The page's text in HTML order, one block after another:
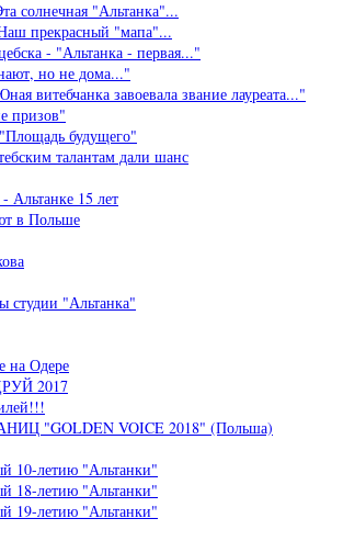
солнечная "Альтанка"...
прекрасный "мапа"...
- "Альтанка - первая..."
но не дома..."
витебчанка завоевала звание лауреата..."
призов"
будущего"
талантам дали шанс
15 лет
в Польше
студии "Альтанка"
на Одере
2017
"GOLDEN VOICE 2018" (Польша)
10-летию "Альтанки"
18-летию "Альтанки"
19-летию "Альтанки"